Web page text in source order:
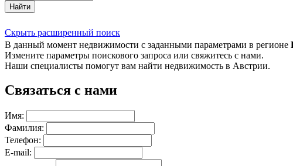
Найти
Скрыть расширенный поиск
В данный момент недвижимости с заданными параметрами в регионе
Измените параметры поискового запроса или свяжитесь с нами.
Наши специалисты помогут вам найти недвижимость в Австрии.
Связаться с нами
Имя:
Фамилия:
Телефон:
E-mail: